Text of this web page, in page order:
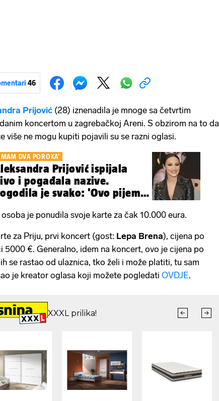
46
Prijović (28) iznenadila je mnoge sa četvrtim
koncertom u zagrebačkoj Areni. S obzirom na to da
više ne mogu kupiti pojavili su se razni oglasi.
DVA POROKA'
Prijović ispijala
i pogađala nazive.
je svako: 'Ovo pijem
je ponudila svoje karte za čak 10.000 eura.
za Priju, prvi koncert (gost: Lepa Brena), cijena po
5000 €. Generalno, idem na koncert, ovo je cijena po
se rastao od ulaznica, tko želi i može platiti, tu sam
je kreator oglasa koji možete pogledati OVDJE.